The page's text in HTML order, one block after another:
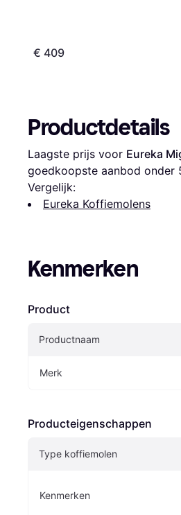
€ 409
Productdetails
Laagste prijs voor Eureka
goedkoopste aanbod onder
Vergelijk:
Eureka Koffiemolens
Kenmerken
Product
Productnaam
Merk
Producteigenschappen
Type koffiemolen
Kenmerken